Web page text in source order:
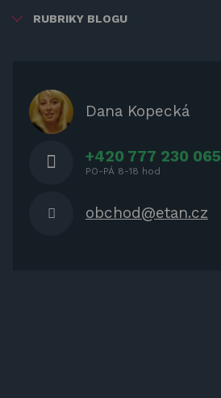
RUBRIKY BLOGU
OCHRANNÉ KRYTY NA ZAHRADNÍ
NÁBYTEK
Dana Kopecká
+420 777 230 065
PO-PÁ 8-18 hod
obchod@etan.cz